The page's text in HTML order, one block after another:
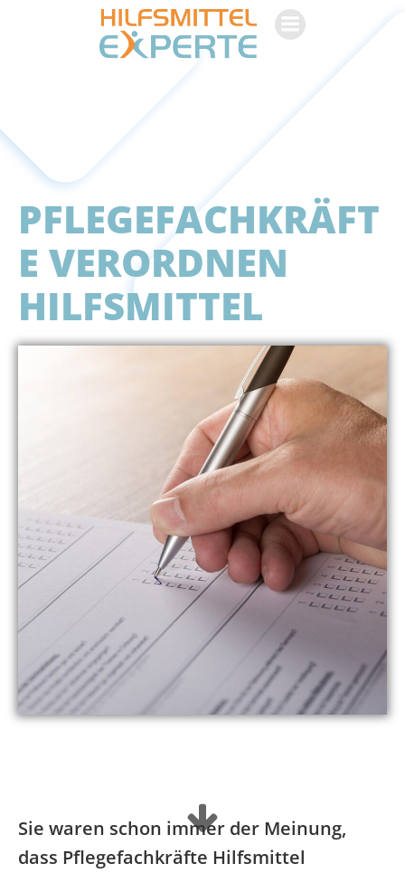
Zum
Inhalt
springen
PFLEGEFACHKRÄFT
E VERORDNEN
HILFSMITTEL
Sie waren schon immer der Meinung,
dass Pflegefachkräfte Hilfsmittel